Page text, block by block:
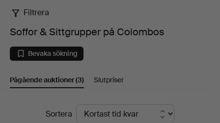
Soffor
Sittgrupper
på
Colombos
Filtrera
Soffor & Sittgrupper på Colombos
Bevaka sökning
Pågående auktioner(3) Slutpriser
PågåendeSortera